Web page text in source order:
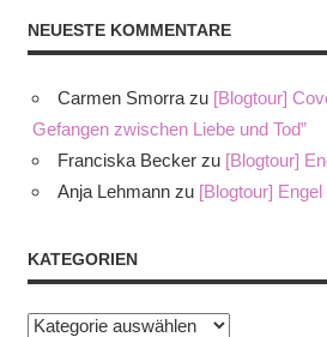
NEUESTE KOMMENTARE
Carmen Smorra zu [Blogtour]
Gefangen zwischen Liebe und Tod”
Franciska Becker zu [Blogtour]
Anja Lehmann zu [Blogtour]
KATEGORIEN
Kategorien